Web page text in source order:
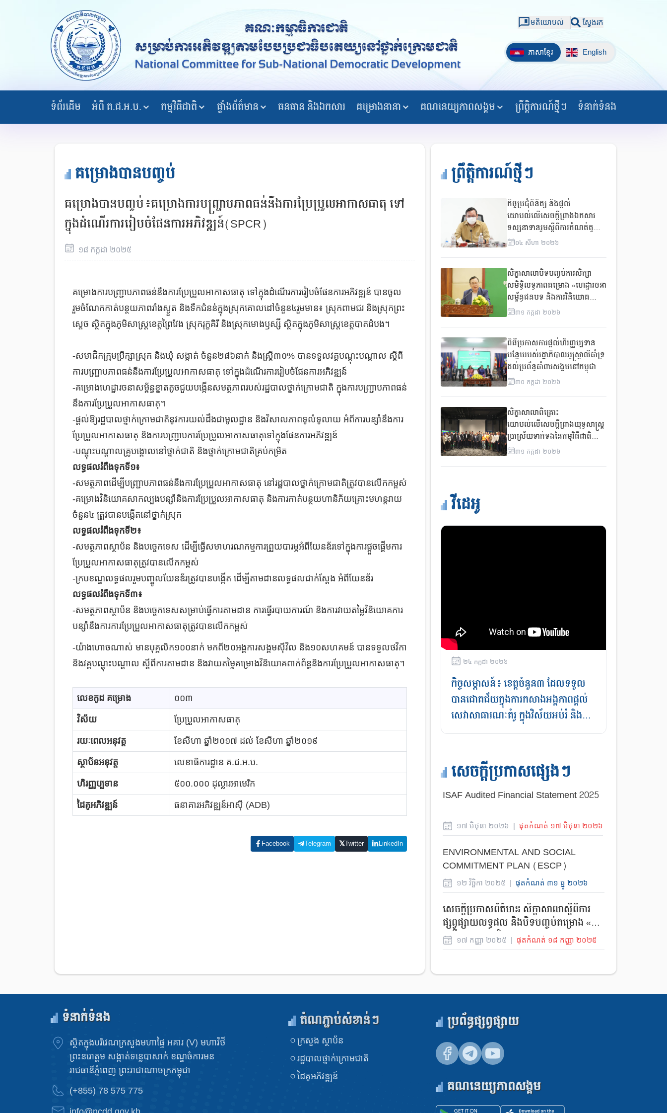
មតិយោបល់ ស្វែងរក
ភាសាខ្មែរ English
ទំព័រដើម អំពី គ.ជ.អ.ប. កម្មវិធីជាតិ ផ្ទាំងព័ត៌មាន ធនធាន និងឯកសារ គម្រោងនានា គណនេយ្យភាពសង្គម ព្រឹត្តិការណ៍ថ្មីៗ ទំនាក់ទំនង
គម្រោងបានបញ្ចប់
គម្រោងបានបញ្ចប់៖គម្រោងការបញ្ជ្រាបភាពធន់នឹងការប្រែប្រួលអាកាសធាតុ ទៅ
ក្នុងដំណើរការរៀបចំផែនការអភិវឌ្ឍន៍(SPCR)
១៨ កក្កដា ២០២៥
គម្រោងការបញ្ជ្រាបភាពធន់នឹងការប្រែប្រួលអាកាសធាតុ ទៅក្នុងដំណើរការរៀបចំផែនការអភិវឌ្ឍន៍ បានចូល
រួមចំណែកកាត់បន្ថយភាពរាំងស្ងួត និងទឹកជំនន់ក្នុងស្រុកគោលដៅចំនួន៤រួមមាន៖ ស្រុកពាមជរ និងស្រុកព្រះ
ស្តេច ស្ថិតក្នុងភូមិសាស្រ្តខេត្តព្រៃវែង ស្រុករុក្ខគិរី និងស្រុកមោងឫស្សី ស្ថិតក្នុងភូមិសាស្រ្តខេត្តបាតដំបង។
-សមាជិកក្រុមប្រឹក្សាស្រុក និងឃុំ សង្កាត់ ចំនួន២៨៦នាក់ និងស្រ្តី៣០% បានទទួលវគ្គបណ្តុះបណ្តាល ស្តីពី
ការបញ្ជ្រាបភាពធន់នឹងការប្រែប្រួលអាកាសធាតុ ទៅក្នុងដំណើរការរៀបចំផែនការអភិវឌ្ឍន៍
-គម្រោងហេដ្ឋារចនាសម្ព័ន្ធខ្នាតតូចជួយបង្កើនសមត្ថភាពរបស់រដ្ឋបាលថ្នាក់ក្រោមជាតិ ក្នុងការបញ្ជ្រាបភាពធន់
នឹងការប្រែប្រួលអាកាសធាតុ។
-ផ្តល់ឱ្យរដ្ឋបាលថ្នាក់ក្រោមជាតិនូវការយល់ដឹងជាមូលដ្ឋាន និងវិសាលភាពទូលំទូលាយ អំពីការបន្ស៉ាំនឹងការ
ប្រែប្រួលអាកាសធាតុ និងការបញ្ជ្រាបការប្រែប្រួលអាកាសធាតុទៅក្នុងផែនការអភិវឌ្ឍន៍
-បណ្តុះបណ្តាលគ្រូបង្គោលនៅថ្នាក់ជាតិ និងថ្នាក់ក្រោមជាតិគ្រប់កម្រិត
លទ្ធផលរំពឹងទុកទី១៖
-សមត្ថភាពដើម្បីបញ្ជ្រាបភាពធន់នឹងការប្រែប្រួលអាកាសធាតុ នៅរដ្ឋបាលថ្នាក់ក្រោមជាតិត្រូវបានលើកកម្ពស់
-គម្រោងវិនិយោគសាកល្បងបន្ស៉ាំនិងការប្រែប្រួលអាកាសធាតុ និងការកាត់បន្ថយហានិភ័យគ្រោះមហន្តរាយ
ចំនួន៤ ត្រូវបានបង្កើតនៅថ្នាក់ស្រុក
លទ្ធផលរំពឹងទុកទី២៖
-សមត្ថភាពស្ថាប័ន និងបច្ចេកទេស ដើម្បីធ្វើសមាហរណកម្មការព្រួយបារម្ភអំពីយែនឌ័រទៅក្នុងការផ្តួចផ្តើមការ
ប្រែប្រួលអាកាសធាតុត្រូវបានលើកកម្ពស់
-ក្របខណ្ឌលទ្ធផលរួមបញ្ចូលយែនឌ័រត្រូវបានបង្កើត ដើម្បីតាមដានលទ្ធផលជាក់ស្តែង អំពីយែនឌ័រ
លទ្ធផលរំពឹងទុកទី៣៖
-សមត្ថភាពស្ថាប័ន និងបច្ចេកទេសសម្រាប់ធ្វើការតាមដាន ការធ្វើរបាយការណ៍ និងការវាយតម្លៃវិនិយោគការ
បន្ស៉ាំនឹងការការប្រែប្រួលអាកាសធាតុត្រូវបានលើកកម្ពស់
-យ៉ាងហោចណាស់ មានបុគ្គលិក១០០នាក់ មកពី២០អង្គការសង្គមស៊ីវិល និង១០សហគមន៍ បានទទួលថវិកា
និងវគ្គបណ្តុះបណ្តាល ស្តីពីការតាមដាន និងវាយតម្លៃគម្រោងវិនិយោគពាក់ព័ន្ធនិងការប្រែប្រួលអាកាសធាតុ។
លេខកូដ គម្រោង ០០៣
វិស័យ ប្រែប្រួលអាកាសធាតុ
រយៈពេលអនុវត្ត ខែសីហា ឆ្នាំ២០១៧ ដល់ ខែសីហា ឆ្នាំ២០១៩
ស្ថាប័នអនុវត្ត លេខាធិការដ្ឋាន គ​.ជ.អ.ប.
ហិរញ្ញប្បទាន ៥០០.០០០ ដុល្លារអាមេរិក
ដៃគូអភិវឌ្ឍន៍ ធនាគារអភិវឌ្ឍន៍អាស៊ី (ADB)
Facebook Telegram 𝕏Twitter LinkedIn
ព្រឹត្តិការណ៍ថ្មីៗ
កិច្ចប្រជុំពិនិត្យ និងផ្តល់
យោបល់លើសេចក្តីព្រាងឯកសារ
ទស្សនាទានរួមស្តីពីការកំណត់តួនាទី
និងភារកិច្ចរបស់រដ្ឋបាលថ្នាក់ក្រោម
នឹងការប្រែប្រួលអាកាសធាតុ
០៤ សីហា ២០២៦
សិក្ខាសាលាបិទបញ្ចប់ការសិក្សា
សមិទ្ធិលទ្ធភាពគម្រោង «ហេដ្ឋារចនា
សម្ព័ន្ធជនបទ និងការវិនិយោគ
សម្រាប់ការអភិវឌ្ឍ Rural
(RISING)
៣១ កក្កដា ២០២៦
ពិធីប្រកាសការផ្តល់ហិរញ្ញប្បទាន
បន្ថែមរបស់រដ្ឋាភិបាលអូស្រ្តាលីគាំទ្រ
ដល់ប្រព័ន្ធគាំពារសង្គមនៅកម្ពុជា
៣០ កក្កដា ២០២៦
សិក្ខាសាលាពិគ្រោះ
យោបល់លើសេចក្តីព្រាងយុទ្ធសាស្ត្រ
ប្រាស្រ័យទាក់ទងនៃកម្មវិធីជាតិ
សម្រាប់ការអភិវឌ្ឍតាមបែប
៣១ កក្កដា ២០២៦
វីដេអូ
២៤ កក្កដា ២០២៦
កិច្ចសម្ភាសន៍៖ ខេត្តចំនួន៣ ដែលទទួល
បានជោគជ័យក្នុងការកសាងអង្គភាពផ្ដល់
សេវាសាធារណៈគំរូ ក្នុងវិស័យអប់រំ និង
វិស័យសុខាភិបាល
សេចក្តីប្រកាសផ្សេងៗ
ISAF Audited Financial Statement 2025
១៧ មិថុនា ២០២៦ | ផុតកំណត់ ១៧ មិថុនា ២០២៦
ENVIRONMENTAL AND SOCIAL
COMMITMENT PLAN (ESCP)
១២ វិច្ឆិកា ២០២៥ | ផុតកំណត់ ៣១ ធ្នូ ២០២៦
សេចក្តីប្រកាសព័ត៌មាន សិក្ខាសាលាស្តីពីការ
ផ្សព្វផ្សាយលទ្ធផល និងបិទបញ្ចប់គម្រោង «ការ
ពង្រឹងតម្លាភាព និង គណនេយ្យភាពក្នុង
អភិបាលកិច្ចមូលដ្ឋានតាមរយៈការចូលរួមរបស់
១៧ កញ្ញា ២០២៥ | ផុតកំណត់ ១៨ កញ្ញា ២០២៥
ទំនាក់ទំនង
ស្ថិតក្នុងបរិវេណក្រសួងមហាផ្ទៃ អគារ (V) មហាវិថី
ព្រះនរោត្តម សង្កាត់ទន្លេបាសាក់ ខណ្ឌចំការមន
រាជធានីភ្នំពេញ ព្រះរាជាណាចក្រកម្ពុជា
(+855) 78 575 775
តំណភ្ជាប់សំខាន់ៗ
ក្រសួង​ ស្ថាប័ន
រដ្ឋបាលថ្នាក់ក្រោមជាតិ
ដៃគូអភិវឌ្ឍន៍
ប្រព័ន្ធផ្សព្វផ្សាយ
គណនេយ្យភាពសង្គម